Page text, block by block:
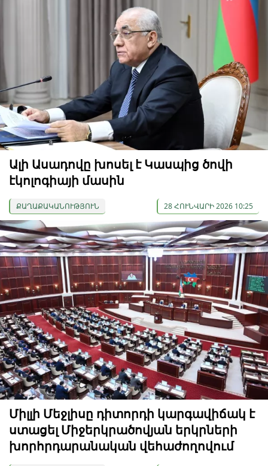
Ալի Ասադովը խոսել է Կասպից ծովի
էկոլոգիայի մասին
ՔԱՂԱՔԱԿԱՆՈՒԹՅՈՒՆ 28 ՀՈՒՆՎԱՐԻ 2026 10:25
Միլլի Մեջլիսը դիտորդի կարգավիճակ է
ստացել Միջերկրածովյան երկրների
խորհրդարանական վեհաժողովում